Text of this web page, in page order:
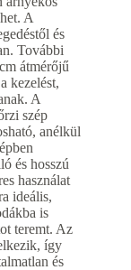
A
és
További
átmérőjű
kezelést,
A
szép
anélkül
és hosszú
használat
ideális,
is
teremt. Az
így
és